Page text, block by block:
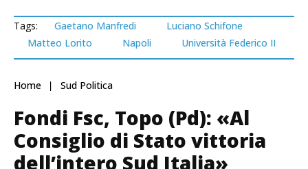
Tags: Gaetano Manfredi
Luciano Schifone
Matteo Lorito
Napoli Università Federico II
Home Sud Politica
Fondi Fsc, Topo (Pd): «Al
Consiglio di Stato vittoria
dell’intero Sud Italia»